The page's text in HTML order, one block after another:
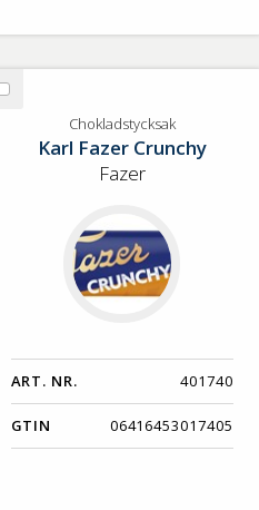
Välj
Chokladstycksak
Chokladstycksak
Karl Fazer Crunchy
Fazer
ART. NR. 401740
GTIN 06416453017405